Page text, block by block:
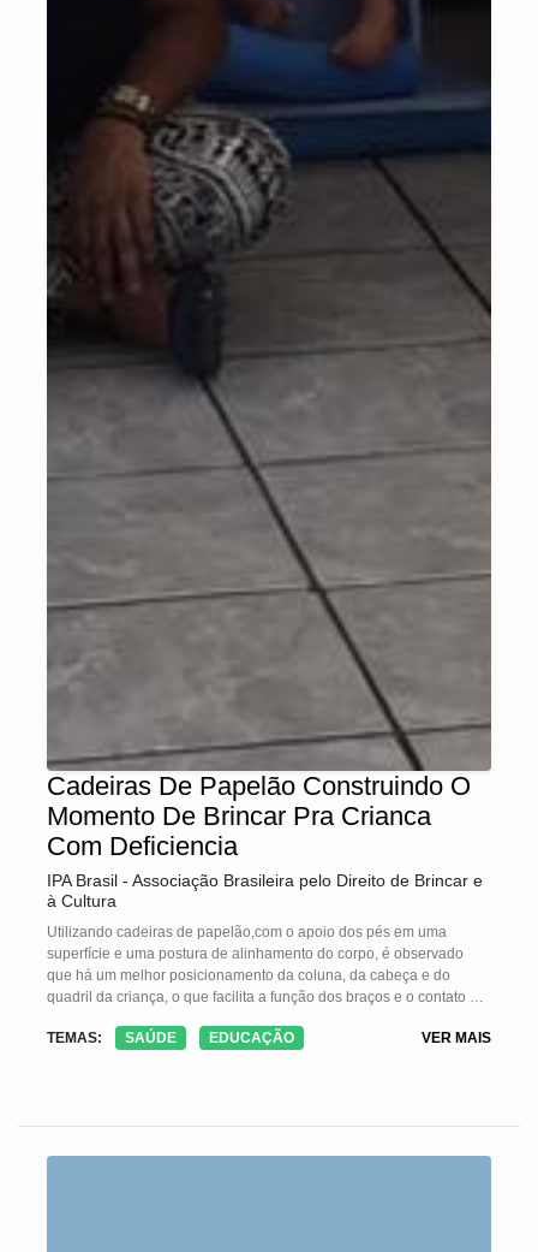
Cadeiras De Papelão Construindo O
Momento De Brincar Pra Crianca
Com Deficiencia
IPA Brasil - Associação Brasileira pelo Direito de Brincar e
à Cultura
Utilizando cadeiras de papelão,com o apoio dos pés em uma
superfície e uma postura de alinhamento do corpo, é observado
que há um melhor posicionamento da coluna, da cabeça e do
quadril da criança, o que facilita a função dos braços e o contato de
próximas do corpo para segurar o brinquedo pode diminuir o tempo
comunicação, participação nas atividades de escola, contato visual
TEMAS: SAÚDE EDUCAÇÃO VER MAIS